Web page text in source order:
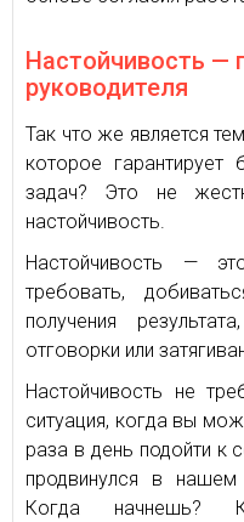
Настойчивость —
руководителя
Так что же является
которое гарантирует
задач? Это не
настойчивость.
Настойчивость —
требовать,
получения
отговорки или
Настойчивость не
ситуация, когда вы
раза в день подойти к
продвинулся в
Когда начнешь?